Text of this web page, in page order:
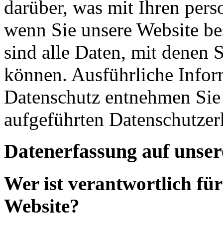
darüber, was mit Ihren
wenn Sie unsere Website
sind alle Daten, mit denen
können. Ausführliche
Datenschutz entnehmen
aufgeführten
Datenerfassung auf
Wer ist verantwortlich für
Website?